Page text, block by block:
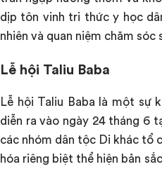
dịp tôn vinh tri thức y học
nhiên và quan niệm chăm
Lễ hội Taliu Baba
Lễ hội Taliu Baba là một sự
diễn ra vào ngày 24 tháng 6
các nhóm dân tộc Di khác tổ
hóa riêng biệt thể hiện bản